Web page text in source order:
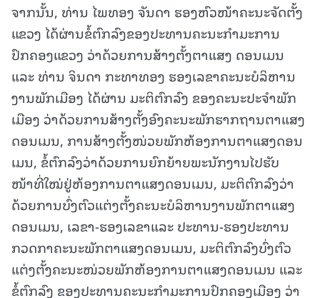
ຈາກນັ້ນ, ທ່ານ ໄພທອງ ຈັນດາ ຮອງຫົວໜ້າຄະນະຈັດຕັ້ງ
ແຂວງ ໄດ້ຜ່ານຂໍ້ຕົກລົງຂອງປະທານຄະນະກຳມະການ
ປົກຄອງແຂວງ ວ່າດ້ວຍການສ້າງຕັ້ງຕາແສງ ດອນເມນ
ແລະ ທ່ານ ຈິນດາ ກະທາທອງ ຮອງເລຂາຄະນະບໍລິຫານ
ງານພັກເມືອງ ໄດ້ຜ່ານ ມະຕິຕົກລົງ ຂອງຄະນະປະຈໍາພັກ
ເມືອງ ວ່າດ້ວຍການສ້າງຕັ້ງອົງຄະນະພັກຮາກຖານຕາແສງ
ດອນເມນ, ການສ້າງຕັ້ງໜ່ວຍພັກຫ້ອງການຕາແສງດອນ
ເມນ, ຂໍ້ຕົກລົງວ່າດ້ວຍການຍົກຍ້າຍພະນັກງານໄປຮັບ
ໜ້າທີ່ໃໝ່ຢູ່ຫ້ອງການຕາແສງດອນເມນ, ມະຕິຕົກລົງວ່າ
ດ້ວຍການບົ່ງຕົວແຕ່ງຕັ້ງຄະນະບໍລິຫານງານພັກຕາແສງ
ດອນເມນ, ເລຂາ-ຮອງເລຂາແລະ ປະທານ-ຮອງປະທານ
ກວດກາຄະນະພັກຕາແສງດອນເມນ, ມະຕິຕົກລົງບົ່ງຕົວ
ແຕ່ງຕັ້ງຄະນະໜ່ວຍພັກຫ້ອງການຕາແສງດອນເມນ ແລະ
ຂໍ້ຕົກລົງ ຂອງປະທານຄະນະກໍາມະການປົກຄອງເມືອງ ວ່າ